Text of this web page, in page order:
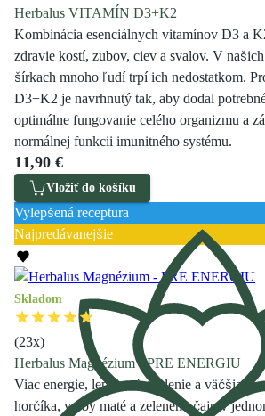
Herbalus VITAMÍN D3+K2
Kombinácia esenciálnych vitamínov D3 a
zdravie kostí, zubov, ciev a svalov. V
šírkach mnoho ľudí trpí ich nedostatkom.
D3+K2 je navrhnutý tak, aby dodal
optimálne fungovanie celého organizmu a
normálnej funkcii imunitného systému.
11,90 €
Vložiť do košíku
Vylepšená receptura
Najpredávanejšie
Skladom
(23x)
Herbalus Magnézium - PRE ENERGIU
Viac energie, lepšie sústredenie a väčšia
horčíka, yerby maté a zeleného čaju v